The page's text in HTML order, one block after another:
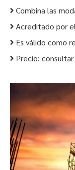
Combina las
Acreditado por
Es válido como
Precio: consultar